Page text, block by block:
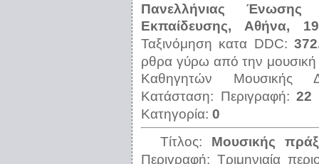
Πανελλήνιας Ένωσης
Εκπαίδευσης, Αθήνα,
Ταξινόμηση κατα DDC:
ρθρα γύρω από την
Καθηγητών Μουσικής
Κατάσταση: Περιγραφή:22
Κατηγορία: 0
Τίτλος: Μουσικής
Περιγραφή: Τριμηνιαία